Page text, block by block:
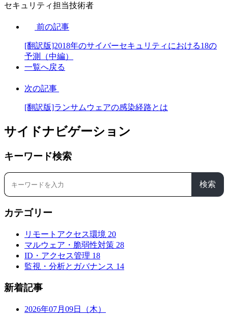
セキュリティ担当技術者
前の記事
[翻訳版]2018年のサイバーセキュリティにおける18の
予測（中編）
一覧へ戻る
次の記事
[翻訳版]ランサムウェアの感染経路とは
サイドナビゲーション
キーワード検索
検索
カテゴリー
リモートアクセス環境 20
マルウェア・脆弱性対策 28
ID・アクセス管理 18
監視・分析とガバナンス 14
新着記事
2026年07月09日（木）